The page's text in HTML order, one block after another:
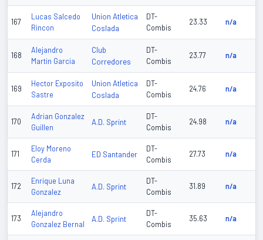
167
Lucas Salcedo
Rincon
Union Atletica
Coslada
DT-
Combis
23.33 n/a
168
Alejandro
Martin Garcia
Club
Corredores
DT-
Combis
23.77 n/a
169
Hector Exposito
Sastre
Union Atletica
Coslada
DT-
Combis
24.76 n/a
170
Adrian Gonzalez
Guillen
A.D. Sprint
DT-
Combis
24.98 n/a
171
Eloy Moreno
Cerda
ED Santander
DT-
Combis
27.73 n/a
172
Enrique Luna
Gonzalez
A.D. Sprint
DT-
Combis
31.89 n/a
173
Alejandro
Gonzalez Bernal
A.D. Sprint
DT-
Combis
35.63 n/a